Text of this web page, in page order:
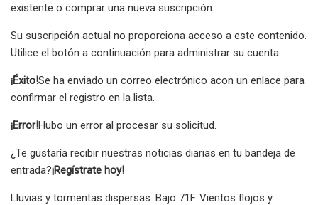
existente o comprar una nueva suscripción.
Su suscripción actual no proporciona acceso a este contenido.
Utilice el botón a continuación para administrar su cuenta.
¡Éxito!Se ha enviado un correo electrónico acon un enlace para
confirmar el registro en la lista.
¡Error!Hubo un error al procesar su solicitud.
¿Te gustaría recibir nuestras noticias diarias en tu bandeja de
entrada?¡Regístrate hoy!
Lluvias y tormentas dispersas. Bajo 71F. Vientos flojos y